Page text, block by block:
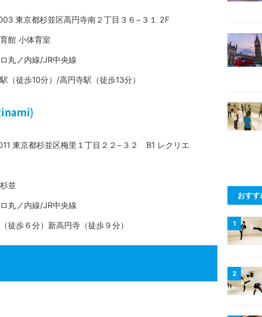
東京都杉並区高円寺南２丁目３６−３１ 2F
館 小体育室
丸ノ内線/JR中央線
（徒歩10分）/高円寺駅（徒歩13分）
東京都杉並区梅里１丁目２２−３２ B1 レクリエ
並
丸ノ内線/JR中央線
徒歩６分）新高円寺（徒歩９分）
おすす
1
2